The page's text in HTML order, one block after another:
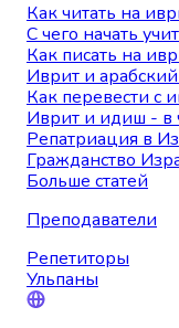
Как читать на
С чего начать
Как писать на
Иврит и
Как перевести с
Иврит и идиш - в
Репатриация в
Гражданство
Больше статей
Преподаватели
Репетиторы
Ульпаны